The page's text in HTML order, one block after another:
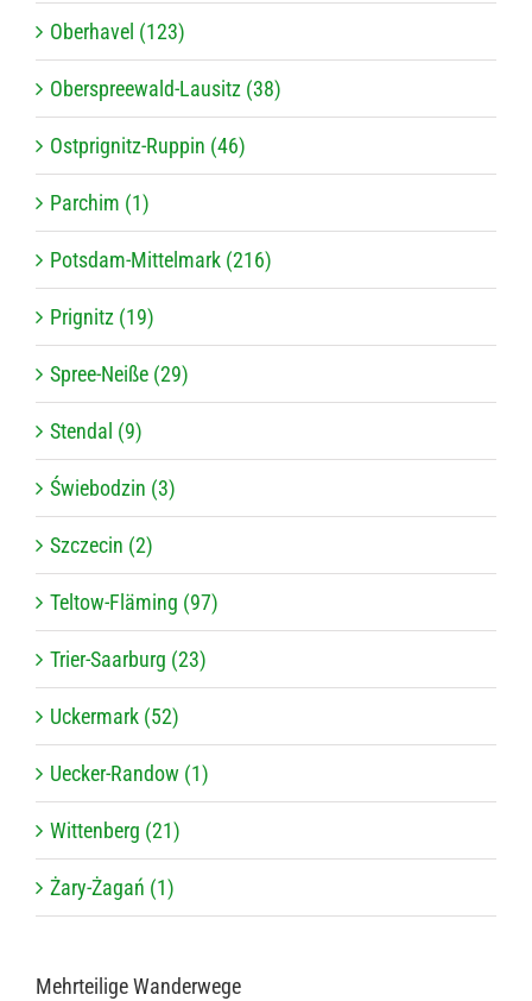
Oberhavel (123)
Oberspreewald-Lausitz (38)
Ostprignitz-Ruppin (46)
Parchim (1)
Potsdam-Mittelmark (216)
Prignitz (19)
Spree-Neiße (29)
Stendal (9)
Świebodzin (3)
Szczecin (2)
Teltow-Fläming (97)
Trier-Saarburg (23)
Uckermark (52)
Uecker-Randow (1)
Wittenberg (21)
Żary-Żagań (1)
Mehr­tei­lige Wanderwege